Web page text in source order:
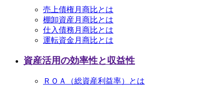
売上債権月商比とは
棚卸資産月商比とは
仕入債務月商比とは
運転資金月商比とは
資産活用の効率性と収益性
ＲＯＡ（総資産利益率）とは